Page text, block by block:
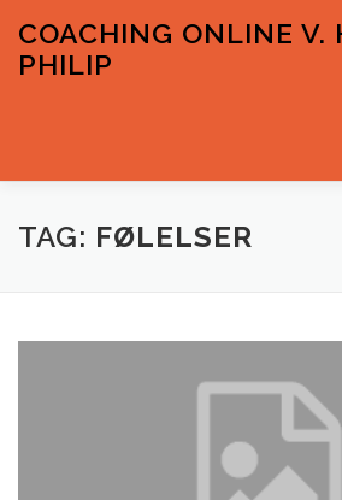
indhold
COACHING ONLINE V.
PHILIP
VELKOMMEN PRISER OG
TAG: FØLELSER